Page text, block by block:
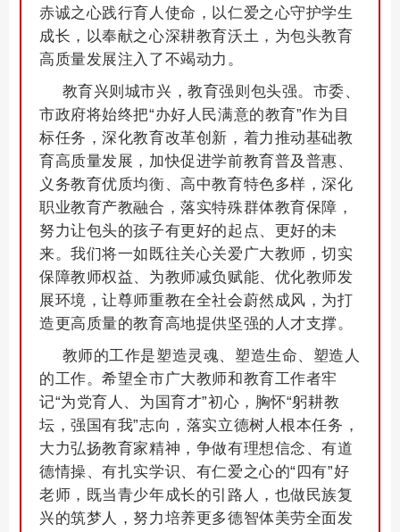
赤诚之心践行育人使命，以仁爱之心守护学生
成长，以奉献之心深耕教育沃土，为包头教育
高质量发展注入了不竭动力。
教育兴则城市兴，教育强则包头强。市委、
市政府将始终把“办好人民满意的教育”作为目
标任务，深化教育改革创新，着力推动基础教
育高质量发展，加快促进学前教育普及普惠、
义务教育优质均衡、高中教育特色多样，深化
职业教育产教融合，落实特殊群体教育保障，
努力让包头的孩子有更好的起点、更好的未
来。我们将一如既往关心关爱广大教师，切实
保障教师权益、为教师减负赋能、优化教师发
展环境，让尊师重教在全社会蔚然成风，为打
造更高质量的教育高地提供坚强的人才支撑。
教师的工作是塑造灵魂、塑造生命、塑造人
的工作。希望全市广大教师和教育工作者牢
记“为党育人、为国育才”初心，胸怀“躬耕教
坛，强国有我”志向，落实立德树人根本任务，
大力弘扬教育家精神，争做有理想信念、有道
德情操、有扎实学识、有仁爱之心的“四有”好
老师，既当青少年成长的引路人，也做民族复
兴的筑梦人，努力培养更多德智体美劳全面发